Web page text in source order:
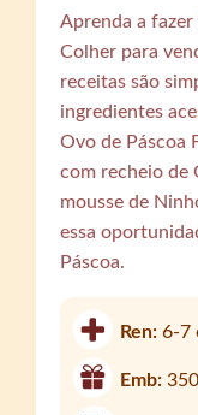
Aprenda a
Colher para
receitas são
ingredientes
Ovo de Páscoa
com recheio de
mousse de
essa
Páscoa.
Ren:6-7
Emb: